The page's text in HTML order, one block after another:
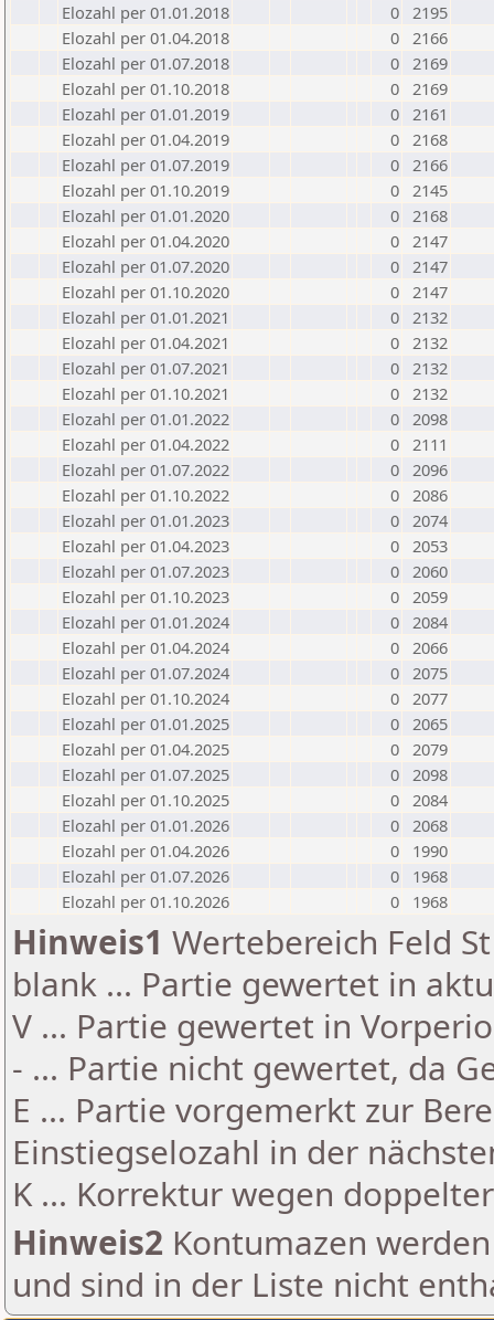
Elozahl per 01.01.2018
0 2195
Elozahl per 01.04.2018
0 2166
Elozahl per 01.07.2018
0 2169
Elozahl per 01.10.2018
0 2169
Elozahl per 01.01.2019
0 2161
Elozahl per 01.04.2019
0 2168
Elozahl per 01.07.2019
0 2166
Elozahl per 01.10.2019
0 2145
Elozahl per 01.01.2020
0 2168
Elozahl per 01.04.2020
0 2147
Elozahl per 01.07.2020
0 2147
Elozahl per 01.10.2020
0 2147
Elozahl per 01.01.2021
0 2132
Elozahl per 01.04.2021
0 2132
Elozahl per 01.07.2021
0 2132
Elozahl per 01.10.2021
0 2132
Elozahl per 01.01.2022
0 2098
Elozahl per 01.04.2022
0 2111
Elozahl per 01.07.2022
0 2096
Elozahl per 01.10.2022
0 2086
Elozahl per 01.01.2023
0 2074
Elozahl per 01.04.2023
0 2053
Elozahl per 01.07.2023
0 2060
Elozahl per 01.10.2023
0 2059
Elozahl per 01.01.2024
0 2084
Elozahl per 01.04.2024
0 2066
Elozahl per 01.07.2024
0 2075
Elozahl per 01.10.2024
0 2077
Elozahl per 01.01.2025
0 2065
Elozahl per 01.04.2025
0 2079
Elozahl per 01.07.2025
0 2098
Elozahl per 01.10.2025
0 2084
Elozahl per 01.01.2026
0 2068
Elozahl per 01.04.2026
0
1990
Elozahl per 01.07.2026
0
1968
Elozahl per 01.10.2026
0 1968
Hinweis1 Wertebereich Feld
blank ... Partie gewertet in
V ... Partie gewertet in
- ... Partie nicht gewertet, da
E ... Partie vorgemerkt zur
Einstiegselozahl in der
K ... Korrektur wegen
Hinweis2 Kontumazen
und sind in der Liste nicht